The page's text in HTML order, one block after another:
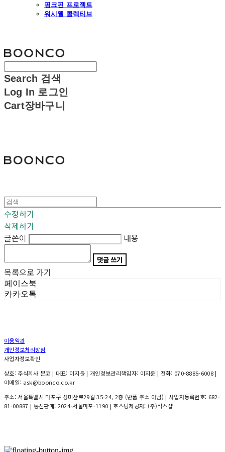
핑크핀 프로젝트
워시웰 콜렉티브
Search 검색
Log In 로그인
Cart장바구니
수정하기
삭제하기
글쓴이
내용
댓글 쓰기
목록으로 가기
페이스북
카카오톡
이용약관
개인정보처리방침
사업자정보확인
상호: 주식회사 분코 | 대표: 이지윤 | 개인정보관리책임자: 이지윤 | 전화: 070-8885-6008 |
이메일: ask@boonco.co.kr
주소: 서울특별시 마포구 성미산로29길 35-24, 2층 (반품 주소 아님) | 사업자등록번호: 682-
81-00887 | 통신판매: 2024-서울마포-1190 | 호스팅제공자: (주)식스샵